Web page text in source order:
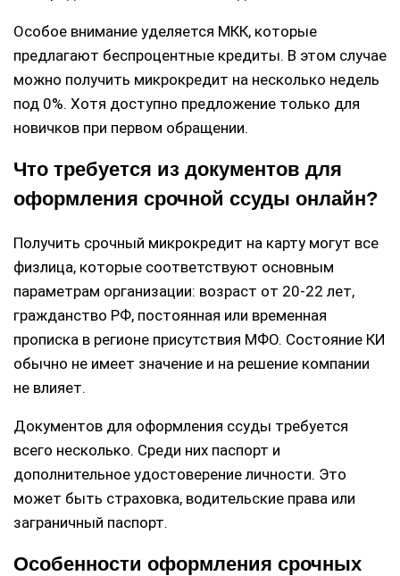
Особое внимание уделяется МКК, которые
предлагают беспроцентные кредиты. В этом случае
можно получить микрокредит на несколько недель
под 0%. Хотя доступно предложение только для
новичков при первом обращении.
Что требуется из документов для
оформления срочной ссуды онлайн?
Получить срочный микрокредит на карту могут все
физлица, которые соответствуют основным
параметрам организации: возраст от 20-22 лет,
гражданство РФ, постоянная или временная
прописка в регионе присутствия МФО. Состояние КИ
обычно не имеет значение и на решение компании
не влияет.
Документов для оформления ссуды требуется
всего несколько. Среди них паспорт и
дополнительное удостоверение личности. Это
может быть страховка, водительские права или
заграничный паспорт.
Особенности оформления срочных